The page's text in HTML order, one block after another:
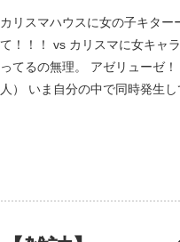
カリスマハウスに女の子キター
て！！！ vs カリスマに女キャ
ってるの無理。 アゼリューゼ
人） いま自分の中で同時発生し